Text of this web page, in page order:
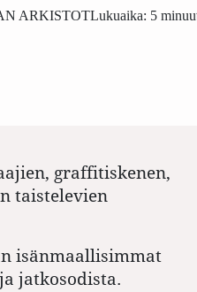
ARKISTOTLukuaika: 5
graffitiskenen,
taistelevien
isänmaallisimmat
jatkosodista.